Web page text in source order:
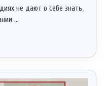
не дают о себе знать,
...